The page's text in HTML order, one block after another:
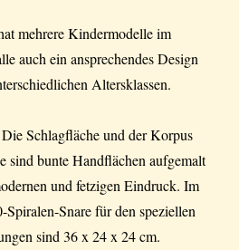
mehrere Kindermodelle im
auch ein ansprechendes Design
Altersklassen.
Die Schlagfläche und der Korpus
sind bunte Handflächen aufgemalt
und fetzigen Eindruck. Im
Spiralen-Snare für den speziellen
sind 36 x 24 x 24 cm.